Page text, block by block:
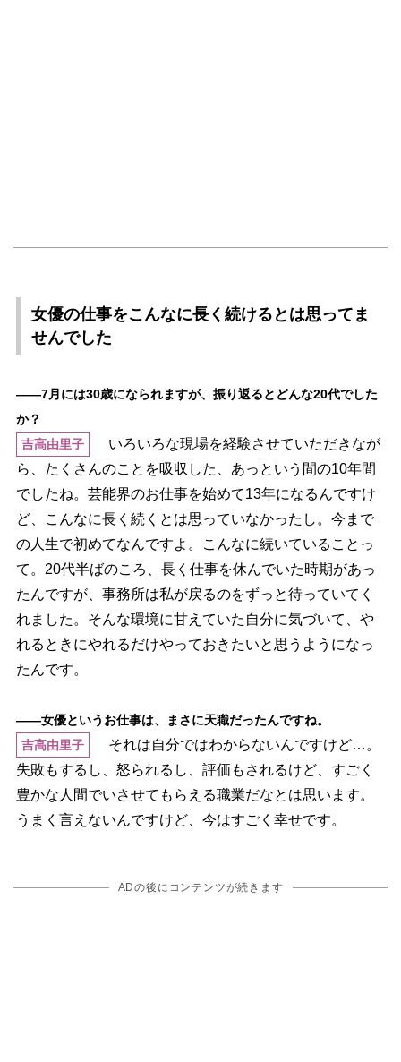
女優の仕事をこんなに長く続けるとは思ってま
せんでした
――7月には30歳になられますが、振り返るとどんな20代でした
か？
吉高由里子
いろいろな現場を経験させていただきなが
ら、たくさんのことを吸収した、あっという間の10年間
でしたね。芸能界のお仕事を始めて13年になるんですけ
ど、こんなに長く続くとは思っていなかったし。今まで
の人生で初めてなんですよ。こんなに続いていることっ
て。20代半ばのころ、長く仕事を休んでいた時期があっ
たんですが、事務所は私が戻るのをずっと待っていてく
れました。そんな環境に甘えていた自分に気づいて、
れるときにやれるだけやっておきたいと思うようになっ
たんです。
――女優というお仕事は、まさに天職だったんですね。
吉高由里子
それは自分ではわからないんですけど…。
失敗もするし、怒られるし、評価もされるけど、すごく
豊かな人間でいさせてもらえる職業だなとは思います。
うまく言えないんですけど、今はすごく幸せです。
ADの後にコンテンツが続きます